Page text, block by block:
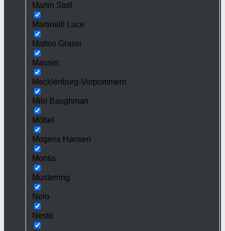
Martin Stoll
Martinelli Luce
Matteo Grassi
Mauser
Mecklenburg-Vorpommern
Milo Baughman
Möbel
Mogens Hansen
Montis
Musterring
Nelo
Nesto